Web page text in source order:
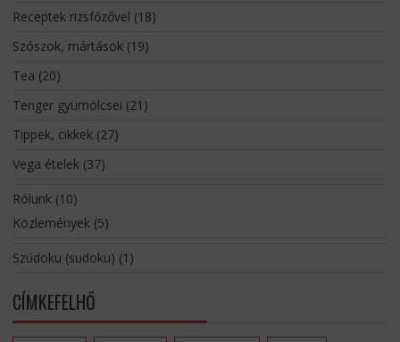
Receptek rizsfőzővel (18)
Szószok, mártások(19)
Tea (20)
Tenger gyümölcsei (21)
Tippek, cikkek(27)
Vega ételek(37)
Rólunk(10)
Közlemények(5)
Szúdoku (sudoku) (1)
CÍMKEFELHŐ